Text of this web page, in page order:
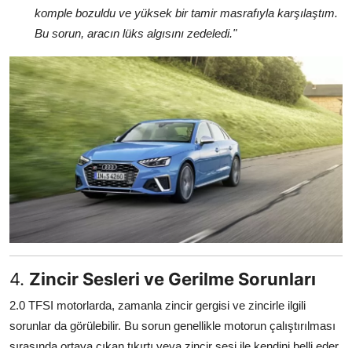
komple bozuldu ve yüksek bir tamir masrafıyla karşılaştım.
Bu sorun, aracın lüks algısını zedeledi."
4. Zincir Sesleri ve Gerilme Sorunları
2.0 TFSI motorlarda, zamanla zincir gergisi ve zincirle ilgili
sorunlar da görülebilir. Bu sorun genellikle motorun çalıştırılması